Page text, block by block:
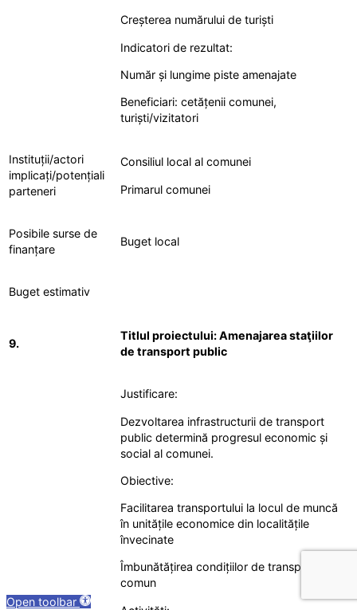
Creșterea numărului de turiști
Indicatori de rezultat:
Număr și lungime piste amenajate
Beneficiari: cetățenii comunei,
turiști/vizitatori
Instituții/actori
implicați/potențiali
parteneri
Consiliul local al comunei
Primarul comunei
Posibile surse de
finanțare
Buget local
Buget estimativ
9.
Titlul proiectului: Amenajarea staţiilor
de transport public
Justificare:
Dezvoltarea infrastructurii de transport
public determină progresul economic și
social al comunei.
Obiective:
Facilitarea transportului la locul de muncă
în unitățile economice din localitățile
învecinate
Îmbunătățirea condițiilor de transport în
comun
Open toolbar